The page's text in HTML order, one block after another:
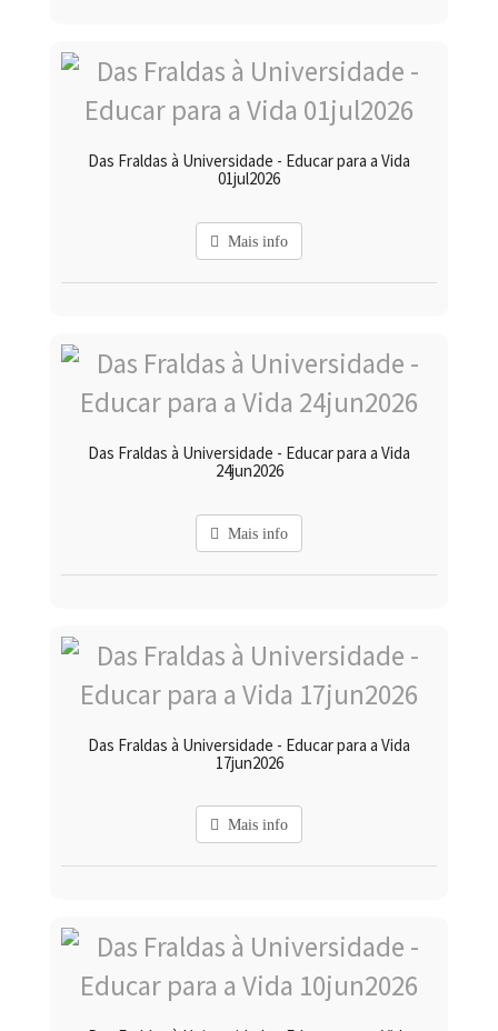
Das Fraldas à Universidade - Educar para a Vida
01jul2026
Mais info
Das Fraldas à Universidade - Educar para a Vida
24jun2026
Mais info
Das Fraldas à Universidade - Educar para a Vida
17jun2026
Mais info